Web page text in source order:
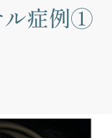
ル症例①